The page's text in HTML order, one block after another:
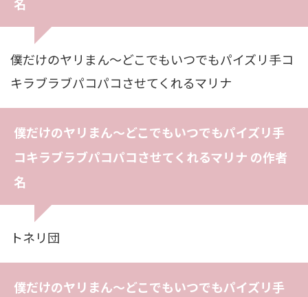
僕だけのヤリまん〜どこでもいつでもパイズリ手コ
キラブラブパコパコさせてくれるマリナ
僕だけのヤリまん〜どこでもいつでもパイズリ手
コキラブラブパコパコさせてくれるマリナ の作者
名
トネリ団
僕だけのヤリまん〜どこでもいつでもパイズリ手